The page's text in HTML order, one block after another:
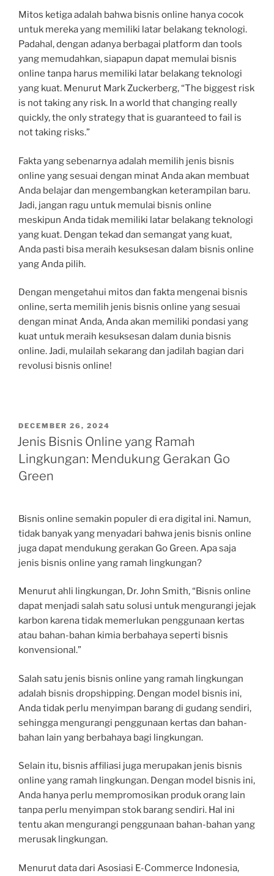
Mitos ketiga adalah bahwa bisnis online hanya cocok
untuk mereka yang memiliki latar belakang teknologi.
Padahal, dengan adanya berbagai platform dan tools
yang memudahkan, siapapun dapat memulai bisnis
online tanpa harus memiliki latar belakang teknologi
yang kuat. Menurut Mark Zuckerberg, “The biggest risk
is not taking any risk. In a world that changing really
quickly, the only strategy that is guaranteed to fail is
not taking risks.”
Fakta yang sebenarnya adalah memilih jenis bisnis
online yang sesuai dengan minat Anda akan membuat
Anda belajar dan mengembangkan keterampilan baru.
Jadi, jangan ragu untuk memulai bisnis online
meskipun Anda tidak memiliki latar belakang teknologi
yang kuat. Dengan tekad dan semangat yang kuat,
Anda pasti bisa meraih kesuksesan dalam bisnis online
yang Anda pilih.
Dengan mengetahui mitos dan fakta mengenai bisnis
online, serta memilih jenis bisnis online yang sesuai
dengan minat Anda, Anda akan memiliki pondasi yang
kuat untuk meraih kesuksesan dalam dunia bisnis
online. Jadi, mulailah sekarang dan jadilah bagian dari
revolusi bisnis online!
POSTED
ON
DECEMBER 26, 2024
Jenis Bisnis Online yang Ramah
Lingkungan: Mendukung Gerakan Go
Green
Bisnis online semakin populer di era digital ini. Namun,
tidak banyak yang menyadari bahwa jenis bisnis online
juga dapat mendukung gerakan Go Green. Apa saja
jenis bisnis online yang ramah lingkungan?
Menurut ahli lingkungan, Dr. John Smith, “Bisnis online
dapat menjadi salah satu solusi untuk mengurangi jejak
karbon karena tidak memerlukan penggunaan kertas
atau bahan-bahan kimia berbahaya seperti bisnis
konvensional.”
Salah satu jenis bisnis online yang ramah lingkungan
adalah bisnis dropshipping. Dengan model bisnis ini,
Anda tidak perlu menyimpan barang di gudang sendiri,
sehingga mengurangi penggunaan kertas dan bahan-
bahan lain yang berbahaya bagi lingkungan.
Selain itu, bisnis affiliasi juga merupakan jenis bisnis
online yang ramah lingkungan. Dengan model bisnis ini,
Anda hanya perlu mempromosikan produk orang lain
tanpa perlu menyimpan stok barang sendiri. Hal ini
tentu akan mengurangi penggunaan bahan-bahan yang
merusak lingkungan.
Menurut data dari Asosiasi E-Commerce Indonesia,